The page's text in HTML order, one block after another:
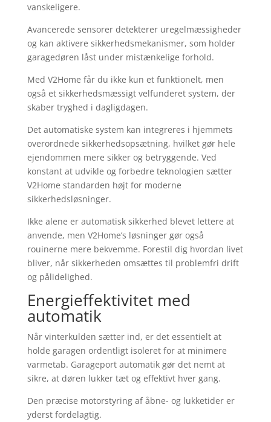
vanskeligere.
Avancerede sensorer detekterer uregelmæssigheder
og kan aktivere sikkerhedsmekanismer, som holder
garagedøren låst under mistænkelige forhold.
Med V2Home får du ikke kun et funktionelt, men
også et sikkerhedsmæssigt velfunderet system, der
skaber tryghed i dagligdagen.
Det automatiske system kan integreres i hjemmets
overordnede sikkerhedsopsætning, hvilket gør hele
ejendommen mere sikker og betryggende. Ved
konstant at udvikle og forbedre teknologien sætter
V2Home standarden højt for moderne
sikkerhedsløsninger.
Ikke alene er automatisk sikkerhed blevet lettere at
anvende, men V2Home’s løsninger gør også
rouinerne mere bekvemme. Forestil dig hvordan livet
bliver, når sikkerheden omsættes til problemfri drift
og pålidelighed.
Energieffektivitet med
automatik
Når vinterkulden sætter ind, er det essentielt at
holde garagen ordentligt isoleret for at minimere
varmetab. Garageport automatik gør det nemt at
sikre, at døren lukker tæt og effektivt hver gang.
Den præcise motorstyring af åbne- og lukketider er
yderst fordelagtig.